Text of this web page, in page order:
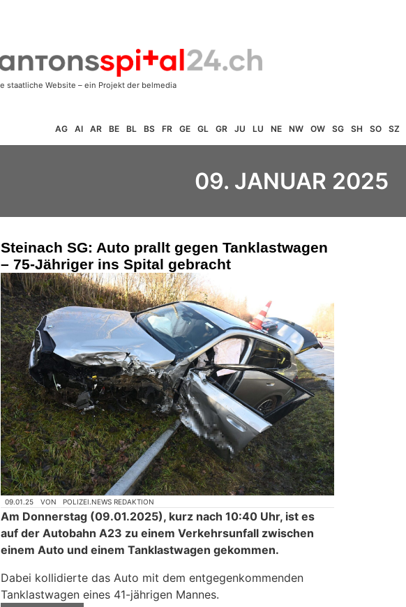
AG AI AR BE BL BS FR GE GL GR JU LU NE NW OW SG SH SO SZ
09. JANUAR 2025
Steinach SG: Auto prallt gegen Tanklastwagen
– 75-Jähriger ins Spital gebracht
09.01.25 VON POLIZEI.NEWS REDAKTION
Am Donnerstag (09.01.2025), kurz nach 10:40 Uhr, ist es
auf der Autobahn A23 zu einem Verkehrsunfall zwischen
einem Auto und einem Tanklastwagen gekommen.
Dabei kollidierte das Auto mit dem entgegenkommenden
Tanklastwagen eines 41-jährigen Mannes.